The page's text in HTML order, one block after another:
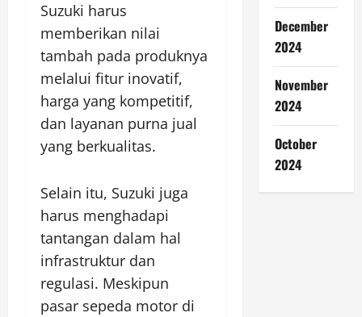
Suzuki harus
memberikan nilai
tambah pada produknya
melalui fitur inovatif,
harga yang kompetitif,
dan layanan purna jual
yang berkualitas.
Selain itu, Suzuki juga
harus menghadapi
tantangan dalam hal
infrastruktur dan
regulasi. Meskipun
pasar sepeda motor di
December
2024
November
2024
October
2024